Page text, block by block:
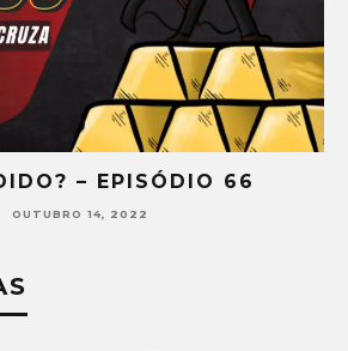
– EPISÓDIO 65
SETEMBRO 30, 2022